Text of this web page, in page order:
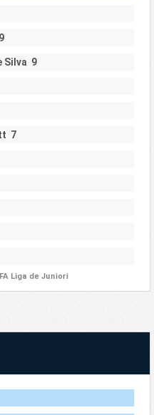
Silva 9
7
Liga de Juniori